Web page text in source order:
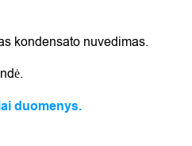
kondensato nuvedimas.
duomenys.